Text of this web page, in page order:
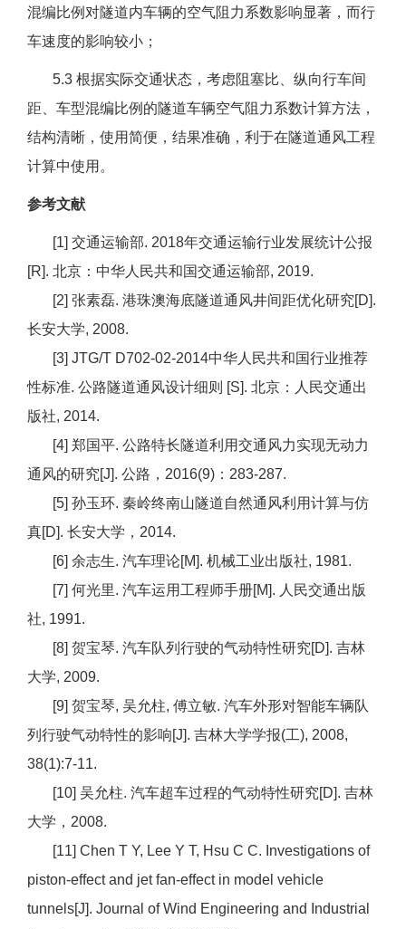
混编比例对隧道内车辆的空气阻力系数影响显著，而行
车速度的影响较小；
5.3 根据实际交通状态，考虑阻塞比、纵向行车间
距、车型混编比例的隧道车辆空气阻力系数计算方法，
结构清晰，使用简便，结果准确，利于在隧道通风工程
计算中使用。
参考文献
[1] 交通运输部. 2018年交通运输行业发展统计公报
[R]. 北京：中华人民共和国交通运输部, 2019.
[2] 张素磊. 港珠澳海底隧道通风井间距优化研究[D].
长安大学, 2008.
[3] JTG/T D702-02-2014中华人民共和国行业推荐
性标准. 公路隧道通风设计细则 [S]. 北京：人民交通出
版社, 2014.
[4] 郑国平. 公路特长隧道利用交通风力实现无动力
通风的研究[J]. 公路，2016(9)：283-287.
[5] 孙玉环. 秦岭终南山隧道自然通风利用计算与仿
真[D]. 长安大学，2014.
[6] 余志生. 汽车理论[M]. 机械工业出版社, 1981.
[7] 何光里. 汽车运用工程师手册[M]. 人民交通出版
社, 1991.
[8] 贺宝琴. 汽车队列行驶的气动特性研究[D]. 吉林
大学, 2009.
[9] 贺宝琴, 吴允柱, 傅立敏. 汽车外形对智能车辆队
列行驶气动特性的影响[J]. 吉林大学学报(工), 2008,
38(1):7-11.
[10] 吴允柱. 汽车超车过程的气动特性研究[D]. 吉林
大学，2008.
[11] Chen T Y, Lee Y T, Hsu C C. Investigations of
piston-effect and jet fan-effect in model vehicle
tunnels[J]. Journal of Wind Engineering and Industrial